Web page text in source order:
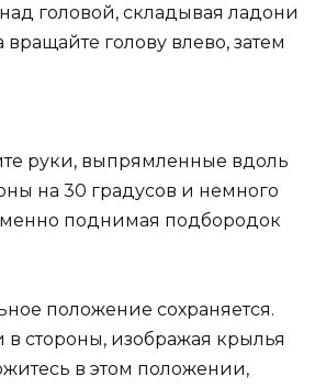
головой, складывая ладони
вращайте голову влево, затем
руки, выпрямленные вдоль
на 30 градусов и немного
поднимая подбородок
положение сохраняется.
в стороны, изображая крылья
в этом положении,